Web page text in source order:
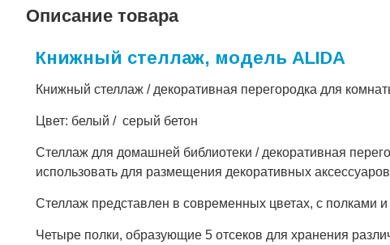
Описание товара
Книжный стеллаж, модель ALIDA
Книжный стеллаж / декоративная перегородка для
Цвет: белый / серый бетон
Стеллаж для домашней библиотеки / декоративная
использовать для размещения декоративных
Стеллаж представлен ​​в современных цветах, с полками
Четыре полки, образующие 5 отсеков для хранения